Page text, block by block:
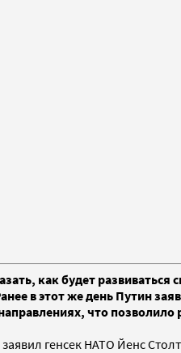
как будет
в этот же день Путин
что позволило
генсек НАТО Йенс